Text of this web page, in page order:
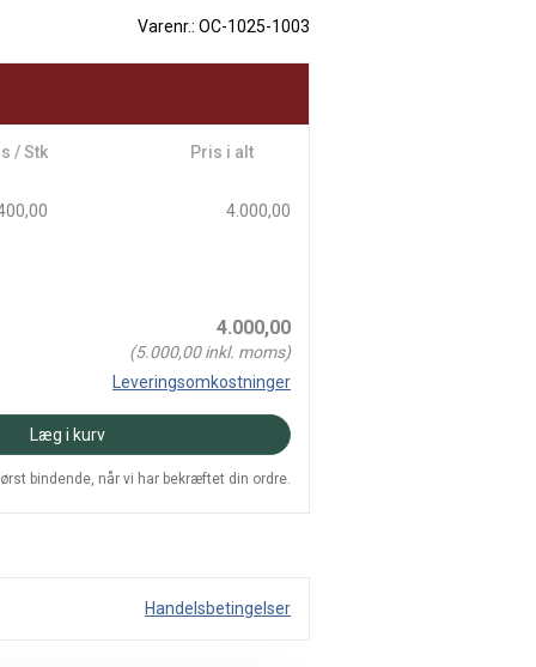
Varenr.: OC-1025-1003
/ Stk Pris i alt
4.000,00
4.000,00
(5.000,00inkl. moms)
Leveringsomkostninger
Læg i kurv
bindende, når vi har bekræftet din ordre.
Handelsbetingelser